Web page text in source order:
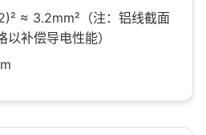
≈ 3.2mm²（注：铝线截面
补偿导电性能）